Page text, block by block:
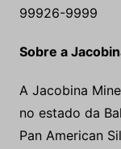
99926-9999
Sobre a
A Jacobina
no estado da
Pan American